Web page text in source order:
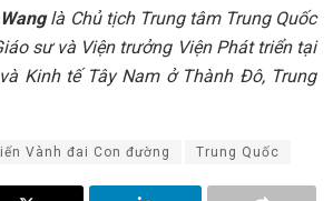
là Chủ tịch Trung tâm Trung Quốc
sư và Viện trưởng Viện Phát triển tại
Kinh tế Tây Nam ở Thành Đô, Trung
Vành đai Con đường Trung Quốc